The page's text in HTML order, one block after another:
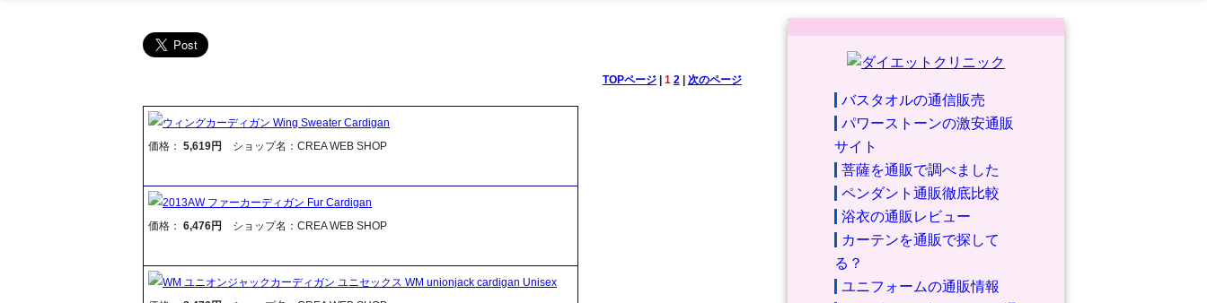
TOPページ| 1 2| 次のページ
ウィングカーディガン Wing Sweater Cardigan
価格： 5,619円 ショップ名：CREA WEB SHOP
2013AW ファーカーディガン Fur Cardigan
価格： 6,476円 ショップ名：CREA WEB SHOP
WM ユニオンジャックカーディガン ユニセックス WM unionjack cardigan Unisex
バスタオルの通信販売
パワーストーンの激安通販
サイト
菩薩を通販で調べました
ペンダント通販徹底比較
浴衣の通販レビュー
カーテンを通販で探して
る？
ユニフォームの通販情報